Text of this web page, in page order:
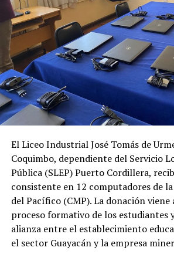
El Liceo Industrial José Tomás de
Coquimbo, dependiente del Servicio
Pública (SLEP) Puerto Cordillera,
consistente en 12 computadores de
del Pacífico (CMP). La donación
proceso formativo de los estudiantes
alianza entre el establecimiento
el sector Guayacán y la empresa